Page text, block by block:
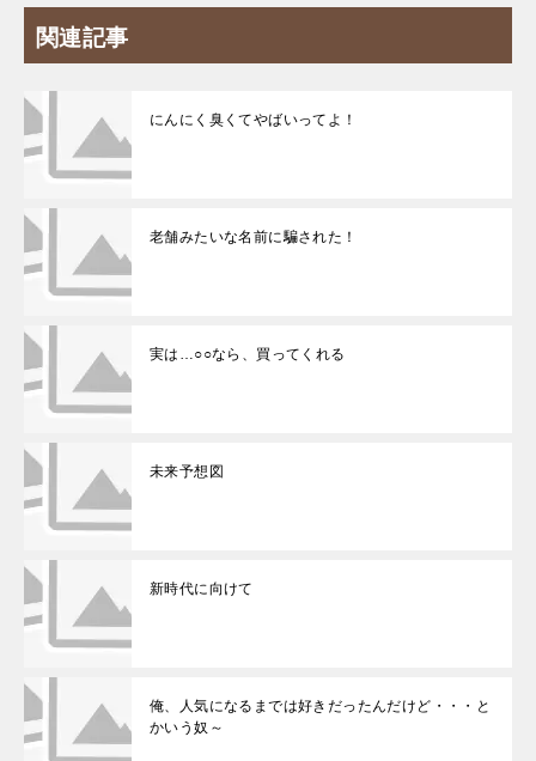
関連記事
にんにく臭くてやばいってよ！
老舗みたいな名前に騙された！
実は…○○なら、買ってくれる
未来予想図
新時代に向けて
俺、人気になるまでは好きだったんだけど・・・と
かいう奴～